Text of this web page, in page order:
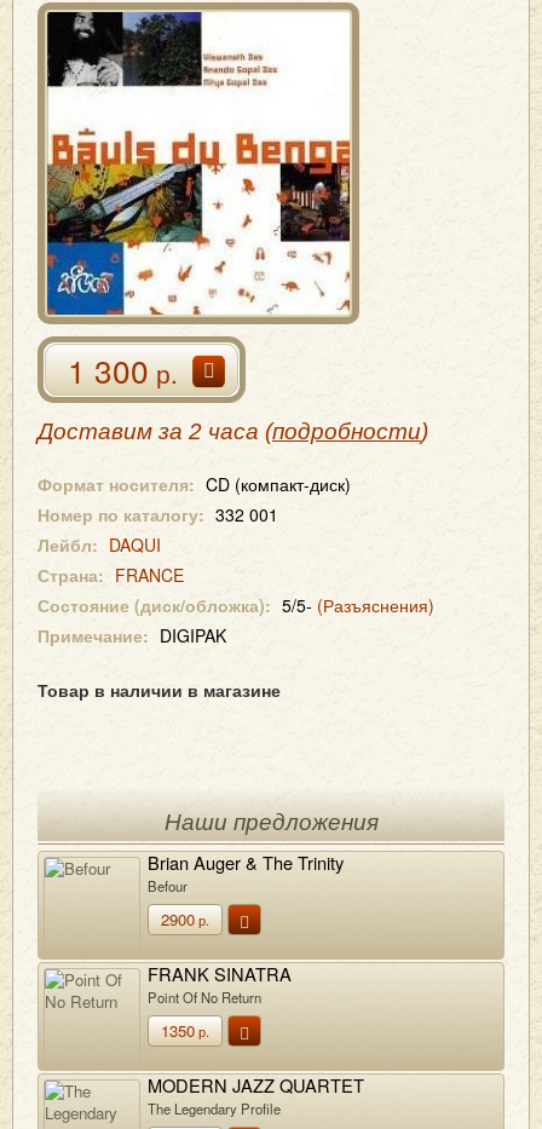
1 300р.
Доставим за 2 часа (подробности)
Формат носителя: CD (компакт-диск)
Номер по каталогу: 332 001
Лейбл: DAQUI
Страна: FRANCE
Состояние (диск/обложка): 5/5- (Разъяснения)
Примечание: DIGIPAK
Товар в наличии в магазине
Наши предложения
Brian Auger & The Trinity
Befour
2900р.
FRANK SINATRA
Point Of No Return
1350р.
MODERN JAZZ QUARTET
The Legendary Profile